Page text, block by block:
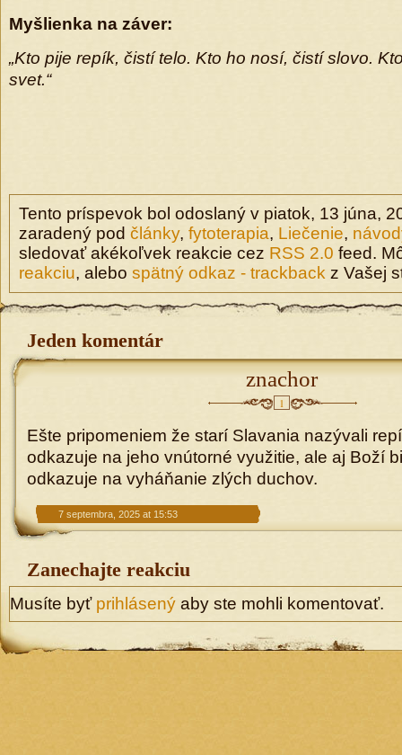
Myš lienka na záver:
„Kto pije repík, čistí telo. Kto ho nosí, čistí slovo.
svet.“
Tento príspevok bol odoslaný v piatok, 13 júna,
zaradený pod články, fytoterapia, Liečenie,
sledovať akékoľvek reakcie cez RSS 2.0 feed.
reakciu, alebo spätný odkaz - trackback z Vašej
Jeden komentár
znachor
1
Ešte pripomeniem že starí Slavania nazývali
odkazuje na jeho vnútorné využitie, ale aj Boží
odkazuje na vyháňanie zlých duchov.
7 septembra, 2025 at 15:53
Zanechajte reakciu
Musíte byť prihlásený aby ste mohli komentovať.